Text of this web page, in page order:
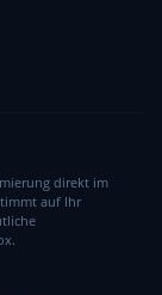
direkt im
auf Ihr